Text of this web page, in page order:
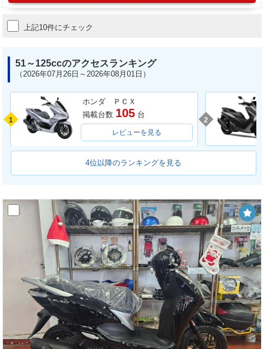
上記10件にチェック
51～125ccのアクセスランキング
（2026年07月26日～2026年08月01日）
1
ホンダ ＰＣＸ
掲載台数 105 台
レビューを見る
2
4位以降のランキングを見る